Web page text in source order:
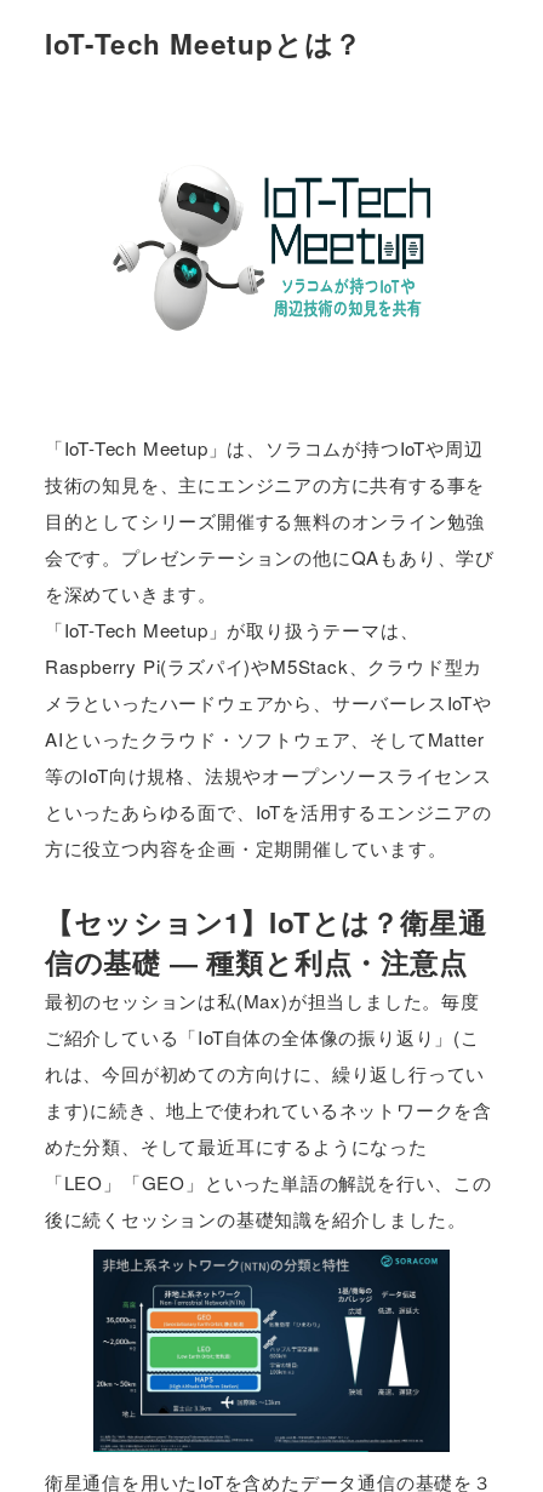
IoT-Tech Meetupとは？
「IoT-Tech Meetup」は、ソラコムが持つIoTや周辺
技術の知見を、主にエンジニアの方に共有する事を
目的としてシリーズ開催する無料のオンライン勉強
会です。プレゼンテーションの他にQAもあり、学び
を深めていきます。
「IoT-Tech Meetup」が取り扱うテーマは、
Raspberry Pi(ラズパイ)やM5Stack、クラウド型カ
メラといったハードウェアから、サーバーレスIoTや
AIといったクラウド・ソフトウェア、そしてMatter
等のIoT向け規格、法規やオープンソースライセンス
といったあらゆる面で、IoTを活用するエンジニアの
方に役立つ内容を企画・定期開催しています。
【セッション1】IoTとは？衛星通
信の基礎 ― 種類と利点・注意点
最初のセッションは私(Max)が担当しました。毎度
ご紹介している「IoT自体の全体像の振り返り」(こ
れは、今回が初めての方向けに、繰り返し行ってい
ます)に続き、地上で使われているネットワークを含
めた分類、そして最近耳にするようになった
「LEO」「GEO」といった単語の解説を行い、この
後に続くセッションの基礎知識を紹介しました。
衛星通信を用いたIoTを含めたデータ通信の基礎を３